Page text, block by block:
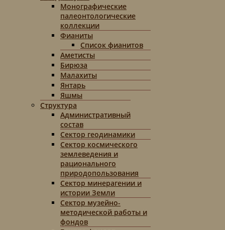
Монографические
палеонтологические
коллекции
Фианиты
Список фианитов
Аметисты
Бирюза
Малахиты
Янтарь
Яшмы
Структура
Административный
состав
Сектор геодинамики
Сектор космического
землеведения и
рационального
природопользования
Сектор минерагении и
истории Земли
Сектор музейно-
методической работы и
фондов